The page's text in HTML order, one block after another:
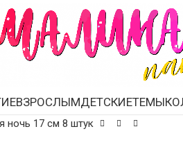
ВЗРОСЛЫМДЕТСКИЕТЕМЫ
ночь 17 см 8 штук